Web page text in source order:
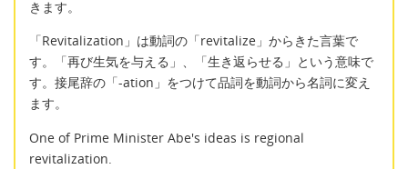
きます。
「Revitalization」は動詞の「revitalize」からきた言葉で
す。「再び生気を与える」、「生き返らせる」という意味で
す。接尾辞の「-ation」をつけて品詞を動詞から名詞に変え
ます。
One of Prime Minister Abe's ideas is regional
revitalization.